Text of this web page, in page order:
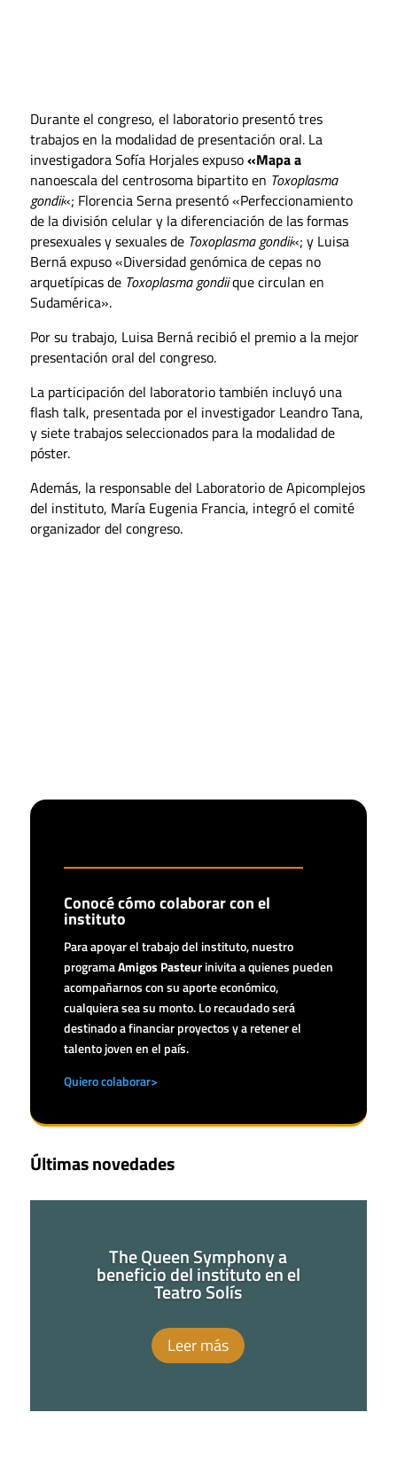
Durante el congreso, el laboratorio presentó tres
trabajos en la modalidad de presentación oral. La
investigadora Sofía Horjales expuso«Mapa a
nanoescala del centrosoma bipartito en Toxoplasma
gondii«; Florencia Serna presentó «Perfeccionamiento
de la división celular y la diferenciación de las formas
presexuales y sexuales de Toxoplasma gondii«; y Luisa
Berná expuso «Diversidad genómica de cepas no
arquetípicas de Toxoplasma gondiique circulan en
Sudamérica».
Por su trabajo, Luisa Berná recibió el premio a la mejor
presentación oral del congreso.
La participación del laboratorio también incluyó una
flash talk, presentada por el investigador Leandro Tana,
y siete trabajos seleccionados para la modalidad de
póster.
Además, la responsable del Laboratorio de Apicomplejos
del instituto, María Eugenia Francia, integró el comité
organizador del congreso.
Conocé cómo colaborar con el
instituto
Para apoyar el trabajo del instituto, nuestro
programaAmigos Pasteur inivita a quienes pueden
acompañarnos con su aporte económico,
cualquiera sea su monto. Lo recaudado será
destinado a financiar proyectos y a retener el
talento joven en el país.
Quiero colaborar>
Últimas novedades
The Queen Symphony a
beneficio del instituto en el
Teatro Solís
Leer más